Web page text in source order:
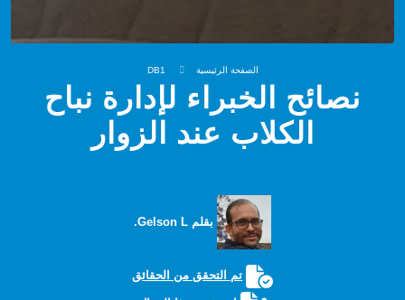
الصفحة الرئيسية DB1
نصائح الخبراء لإدارة نباح
الكلاب عند الزوار
بقلم Gelson L.
تم التحقق من الحقائق